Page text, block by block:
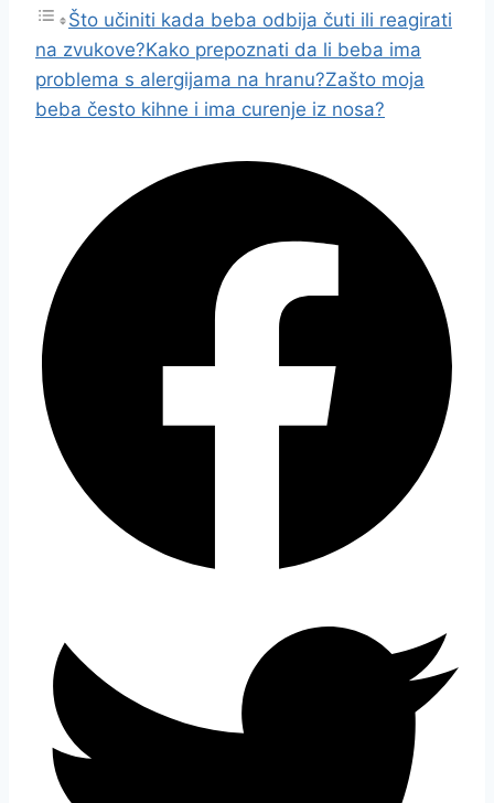
Što učiniti kada beba odbija čuti ili reagirati
na zvukove?Kako prepoznati da li beba ima
problema s alergijama na hranu?Zašto moja
beba često kihne i ima curenje iz nosa?